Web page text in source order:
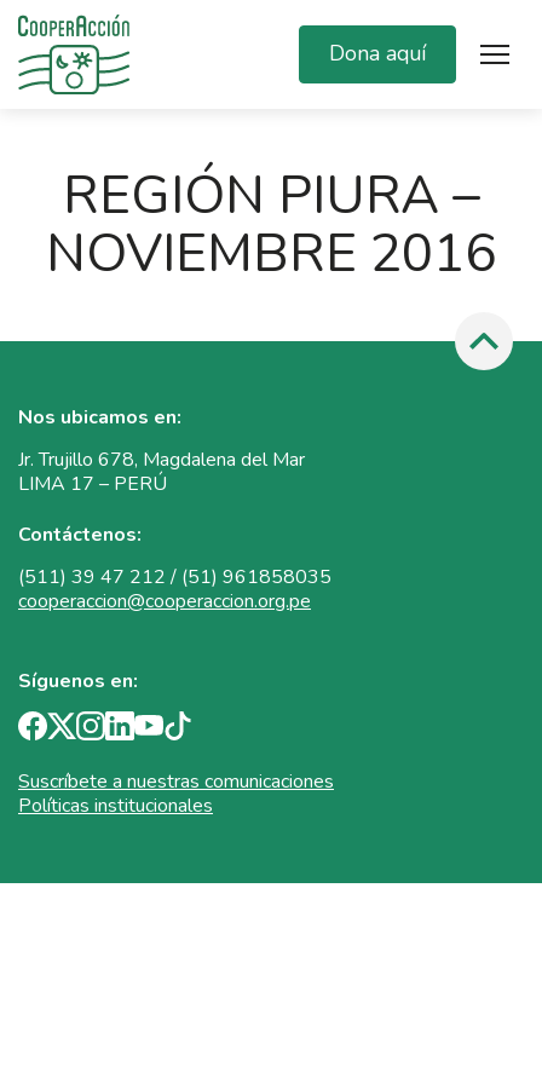
Dona aquí
REGIÓN PIURA –
NOVIEMBRE 2016
Nos ubicamos en:
Jr. Trujillo 678, Magdalena del Mar
LIMA 17 – PERÚ
Contáctenos:
(511) 39 47 212 / (51) 961858035
cooperaccion@cooperaccion.org.pe
Síguenos en:
Suscríbete a nuestras comunicaciones
Políticas institucionales